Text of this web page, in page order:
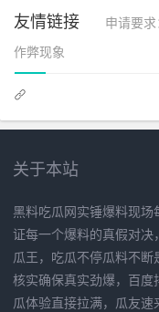
友情链接
申请要
作弊现象
关于本站
黑料吃瓜网实锤爆料现
证每一个爆料的真假对
瓜王，吃瓜不停瓜料不
核实确保真实劲爆，百
瓜体验直接拉满，瓜友